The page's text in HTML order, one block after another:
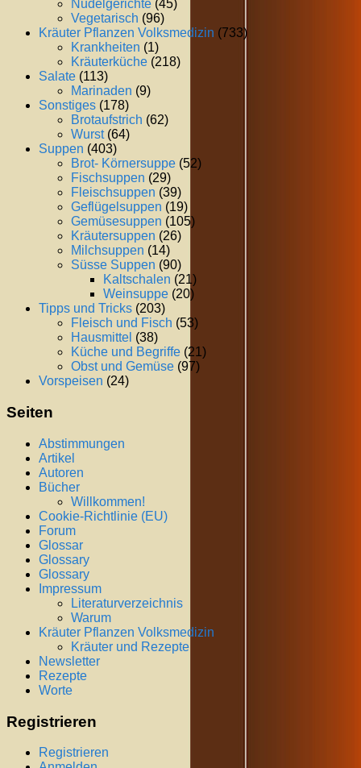
Nudelgerichte (45)
Vegetarisch (96)
Kräuter Pflanzen Volksmedizin (733)
Krankheiten (1)
Kräuterküche (218)
Salate (113)
Marinaden (9)
Sonstiges (178)
Brotaufstrich (62)
Wurst(64)
Suppen (403)
Brot- Körnersuppe (52)
Fischsuppen (29)
Fleischsuppen (39)
Geflügelsuppen (19)
Gemüsesuppen (105)
Kräutersuppen (26)
Milchsuppen (14)
Süsse Suppen (90)
Kaltschalen (21)
Weinsuppe (20)
Tipps und Tricks (203)
Fleisch und Fisch (53)
Hausmittel (38)
Küche und Begriffe (21)
Obst und Gemüse (97)
Vorspeisen (24)
Seiten
Abstimmungen
Artikel
Autoren
Bücher
Willkommen!
Cookie-Richtlinie (EU)
Forum
Glossar
Glossary
Glossary
Impressum
Literaturverzeichnis
Warum
Kräuter Pflanzen Volksmedizin
Kräuter und Rezepte
Newsletter
Rezepte
Worte
Registrieren
Registrieren